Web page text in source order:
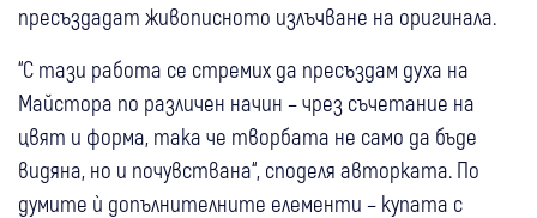
пресъздадат живописното излъчване на оригинала.
“С тази работа се стремих да пресъздам духа на
Майстора по различен начин – чрез съчетание на
цвят и форма, така че творбата не само да бъде
видяна, но и почувствана“, споделя авторката. По
думите ѝ допълнителните елементи – купата с